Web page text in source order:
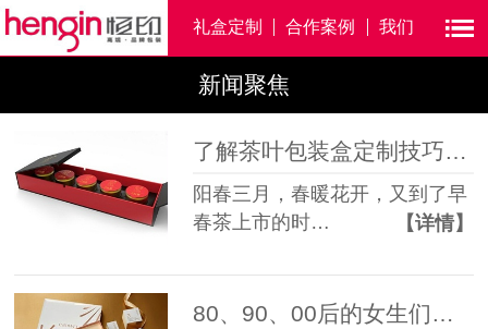
礼盒定制 合作案例 我们
新闻聚焦
了解茶叶包装盒定制技巧，济南包装盒厂家有话说！
阳春三月，春暖花开，又到了早
春茶上市的时…
【详情】
80、90、00后的女生们，化妆品包装盒定做厂家来征求你们的意见了...